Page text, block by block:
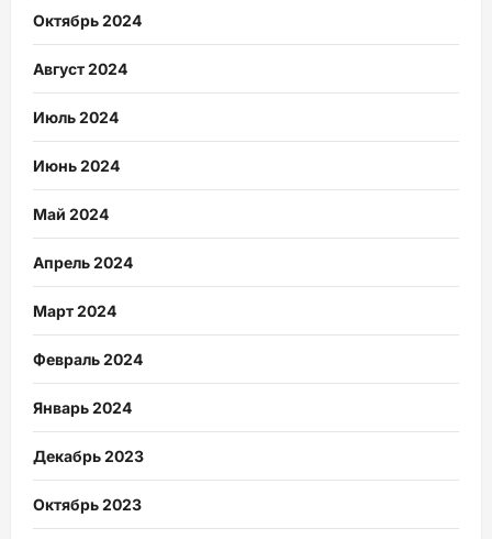
Октябрь 2024
Август 2024
Июль 2024
Июнь 2024
Май 2024
Апрель 2024
Март 2024
Февраль 2024
Январь 2024
Декабрь 2023
Октябрь 2023